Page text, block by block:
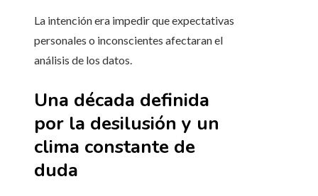
La intención era impedir que expectativas
personales o inconscientes afectaran el
análisis de los datos.
Una década definida
por la desilusión y un
clima constante de
duda